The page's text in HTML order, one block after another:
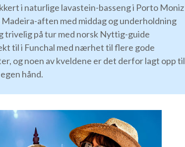
i naturlige lavastein-basseng i Porto Moniz
aften med middag og underholdning
trivelig på tur med norsk Nyttig-guide
til i Funchal med nærhet til flere gode
og noen av kveldene er det derfor lagt opp til
hånd.